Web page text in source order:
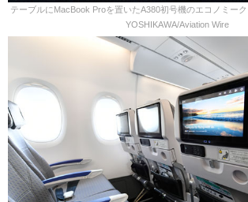
テーブルにMacBook Proを置いたA380初号機のエコノミー
YOSHIKAWA/Aviation Wire